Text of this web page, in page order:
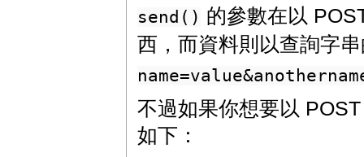
send() 的參數在以
西，而資料則以查詢字
不過如果你想要以
如下：